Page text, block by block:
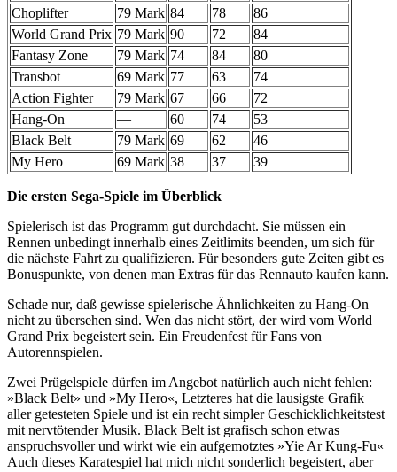
Choplifter 79 Mark 84 78
86
World Grand Prix 79 Mark 90 72
84
Fantasy Zone
79 Mark 74 84
80
Transbot
69 Mark 77 63
74
Action Fighter
79 Mark 67 66
72
Hang-On
— 60 74
53
Black Belt
79 Mark 69 62
46
My Hero
69 Mark 38 37 39
Die ersten Sega-Spiele im Überblick
Spielerisch ist das Programm gut durchdacht. Sie müssen ein
Rennen unbedingt innerhalb eines Zeitlimits beenden, um sich für
die nächste Fahrt zu qualifizieren. Für besonders gute Zeiten gibt es
Bonuspunkte, von denen man Extras für das Rennauto kaufen kann.
Schade nur, daß gewisse spielerische Ähnlichkeiten zu Hang-On
nicht zu übersehen sind. Wen das nicht stört, der wird vom World
Grand Prix begeistert sein. Ein Freudenfest für Fans von
Autorennspielen.
Zwei Prügelspiele dürfen im Angebot natürlich auch nicht fehlen:
»Black Belt» und »My Hero«, Letzteres hat die lausigste Grafik
aller getesteten Spiele und ist ein recht simpler Geschicklichkeitstest
mit nervtötender Musik. Black Belt ist grafisch schon etwas
anspruchsvoller und wirkt wie ein aufgemotztes »Yie Ar Kung-Fu«
Auch dieses Karatespiel hat mich nicht sonderlich begeistert, aber